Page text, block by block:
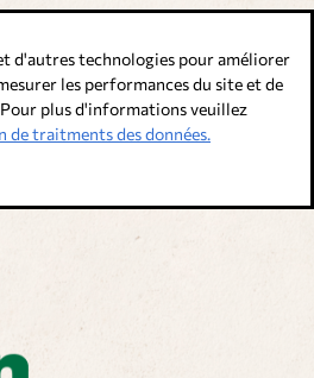
d'autres technologies pour améliorer
les performances du site et de
plus d'informations veuillez
de traitments des données.
alimentaires. Qualité suisse.